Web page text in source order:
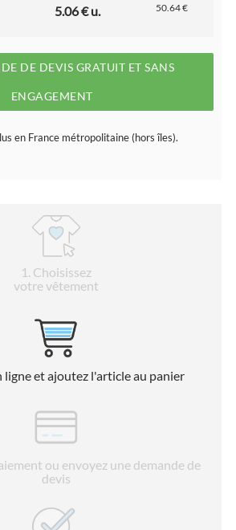
5.06 € u. 50.64 €
DE DEVIS GRATUIT ET SANS
ENGAGEMENT
en France métropolitaine (hors îles).
1 . Choisissez
votre vêtement
ligne et ajoutez l'article au panier
ou envoyez une demande de
devis